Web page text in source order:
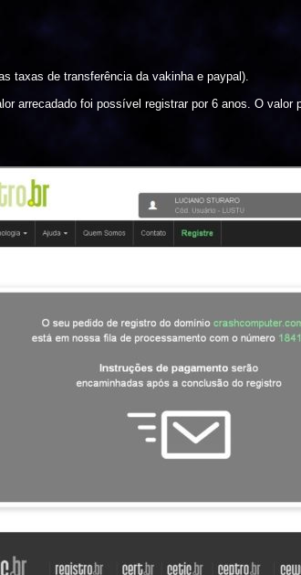
taxas de transferência da vakinha e paypal).
arrecadado foi possível registrar por 6 anos. O